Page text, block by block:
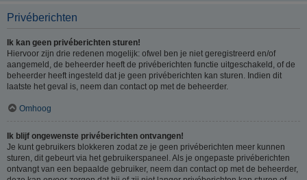
Privéberichten
Ik kan geen privéberichten sturen!
Hiervoor zijn drie redenen mogelijk: ofwel ben je niet geregistreerd en/of
aangemeld, de beheerder heeft de privéberichten functie uitgeschakeld, of de
beheerder heeft ingesteld dat je geen privéberichten kan sturen. Indien dit
laatste het geval is, neem dan contact op met de beheerder.
Omhoog
Ik blijf ongewenste privéberichten ontvangen!
Je kunt gebruikers blokkeren zodat ze je geen privéberichten meer kunnen
sturen, dit gebeurt via het gebruikerspaneel. Als je ongepaste privéberichten
ontvangt van een bepaalde gebruiker, neem dan contact op met de beheerder,